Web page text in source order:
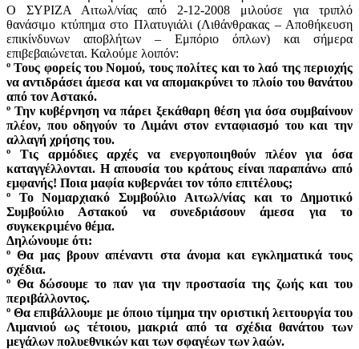
Ο ΣΥΡΙΖΑ Αιτωλ/νίας από 2-12-2008 μιλούσε για τριπλό
θανάσιμο κτύπημα στο Πλατυγιάλι (Λιθάνθρακας – Αποθήκευση
επικίνδυνων αποβλήτων – Εμπόριο όπλων) και σήμερα
επιβεβαιώνεται. Καλούμε λοιπόν:
º Τους φορείς του Νομού, τους πολίτες και το λαό της περιοχής
να αντιδράσει άμεσα και να απομακρύνει το πλοίο του θανάτου
από τον Αστακό.
º Την κυβέρνηση να πάρει ξεκάθαρη θέση για όσα συμβαίνουν
πλέον, που οδηγούν το Λιμάνι στον ενταφιασμό του και την
αλλαγή χρήσης του.
º Τις αρμόδιες αρχές να ενεργοποιηθούν πλέον για όσα
καταγγέλλονται. Η απουσία του κράτους είναι παραπάνω από
εμφανής! Ποια μαφία κυβερνάει τον τόπο επιτέλους;
º Το Νομαρχιακό Συμβούλιο Αιτωλ/νίας και το Δημοτικό
Συμβούλιο Αστακού να συνεδριάσουν άμεσα για το
συγκεκριμένο θέμα.
Δηλώνουμε ότι:
º Θα μας βρουν απέναντι στα άνομα και εγκληματικά τους
σχέδια.
º Θα δώσουμε το παν για την προστασία της ζωής και του
περιβάλλοντος.
º Θα επιβάλλουμε με όποιο τίμημα την οριστική λειτουργία του
Λιμανιού ως τέτοιου, μακριά από τα σχέδια θανάτου των
μεγάλων πολυεθνικών και των σφαγέων των λαών.